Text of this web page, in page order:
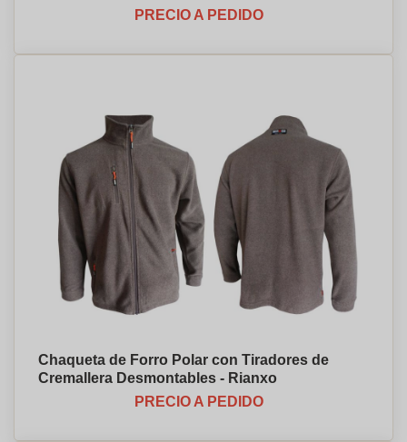
PRECIO A PEDIDO
Chaqueta de Forro Polar con Tiradores de
Cremallera Desmontables - Rianxo
PRECIO A PEDIDO